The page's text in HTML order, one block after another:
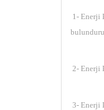
1- Enerji
2- Enerji
3- Enerji